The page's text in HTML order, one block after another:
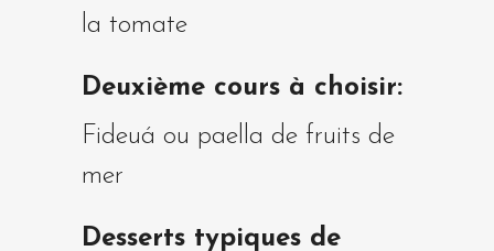
la tomate
Deuxième cours à choisir:
Fideuá ou paella de fruits de
mer
Desserts typiques de